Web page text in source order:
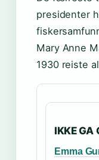
presidenter
Mary Anne
1930 reiste
IKKE GA
Emma